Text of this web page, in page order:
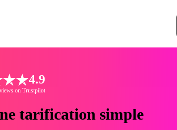
4.9
on Trustpilot
tarification simple